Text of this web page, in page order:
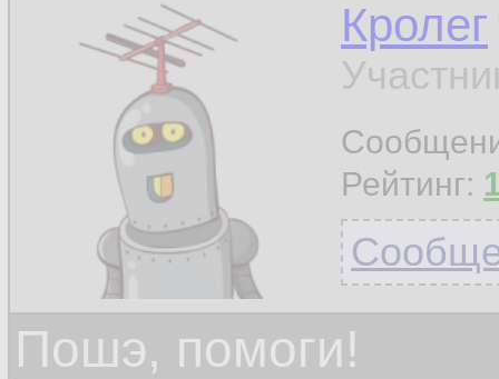
Кролег
Рейтинг:
Пошэ, помоги!